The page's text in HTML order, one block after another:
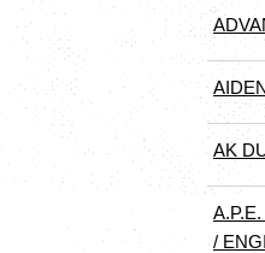
AK
/